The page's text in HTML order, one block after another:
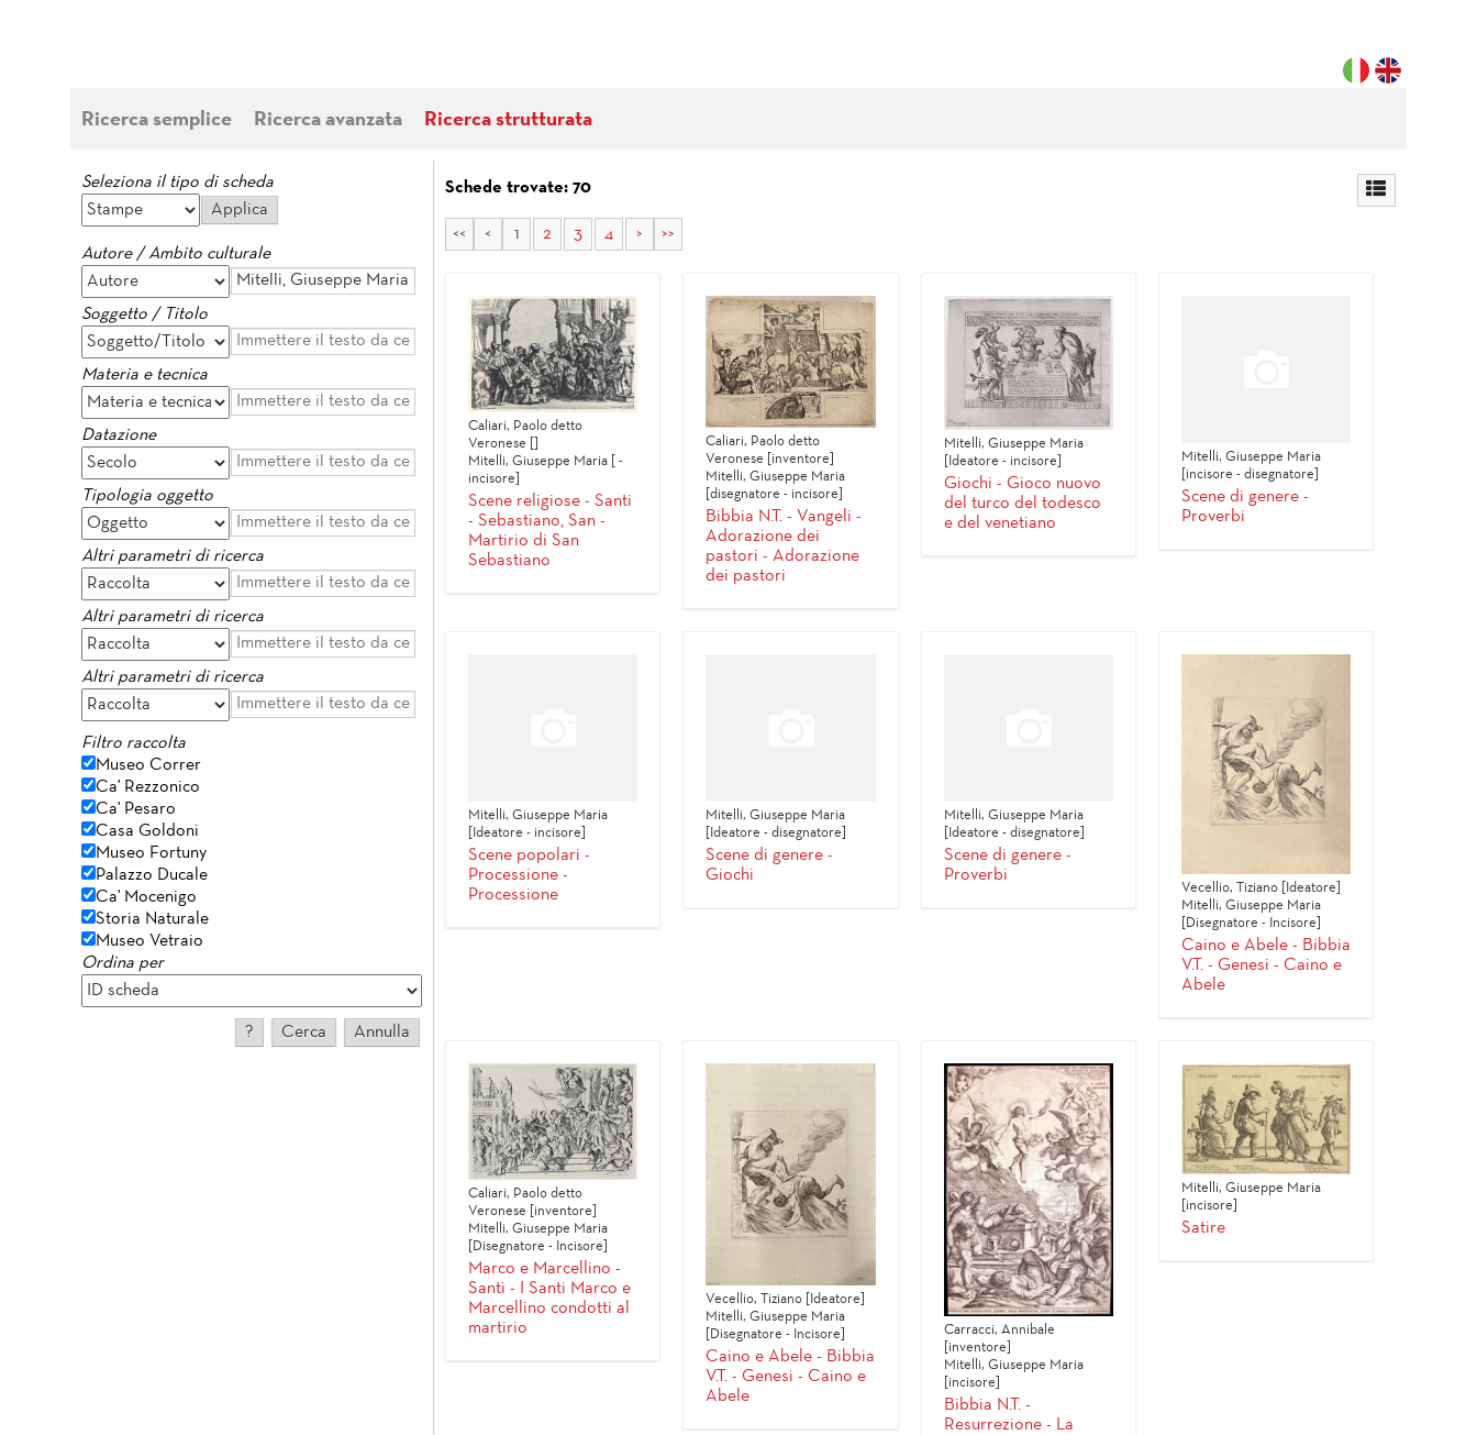
Ricerca semplice Ricerca avanzata Ricerca strutturata
Seleziona il tipo di scheda
Autore / Ambito culturale
Soggetto / Titolo
Materia e tecnica
Datazione
Tipologia oggetto
Altri parametri di ricerca
Altri parametri di ricerca
Altri parametri di ricerca
Filtro raccolta
Museo Correr
Ca' Rezzonico
Ca' Pesaro
Casa Goldoni
Museo Fortuny
Palazzo Ducale
Ca' Mocenigo
Storia Naturale
Museo Vetraio
Ordina per
Schede trovate: 70
<< < 1 2 3 4 > >>
Caliari, Paolo detto
Veronese []
Mitelli, Giuseppe Maria [ -
incisore]
Scene religiose - Santi
- Sebastiano, San -
Martirio di San
Sebastiano
Caliari, Paolo detto
Veronese [inventore]
Mitelli, Giuseppe Maria
[disegnatore - incisore]
Bibbia N.T. - Vangeli -
Adorazione dei
pastori - Adorazione
dei pastori
Mitelli, Giuseppe Maria
[Ideatore - incisore]
Giochi - Gioco nuovo
del turco del todesco
e del venetiano
Mitelli, Giuseppe Maria
[incisore - disegnatore]
Scene di genere -
Proverbi
Mitelli, Giuseppe Maria
[Ideatore - incisore]
Scene popolari -
Processione -
Processione
Mitelli, Giuseppe Maria
[Ideatore - disegnatore]
Scene di genere -
Giochi
Mitelli, Giuseppe Maria
[Ideatore - disegnatore]
Scene di genere -
Proverbi
Vecellio, Tiziano [Ideatore]
Mitelli, Giuseppe Maria
[Disegnatore - Incisore]
Caino e Abele - Bibbia
V.T. - Genesi - Caino e
Abele
Caliari, Paolo detto
Veronese [inventore]
Mitelli, Giuseppe Maria
[Disegnatore - Incisore]
Marco e Marcellino -
Santi - I Santi Marco e
Marcellino condotti al
martirio
Vecellio, Tiziano [Ideatore]
Mitelli, Giuseppe Maria
[Disegnatore - Incisore]
Caino e Abele - Bibbia
V.T. - Genesi - Caino e
Abele
Carracci, Annibale
[inventore]
Mitelli, Giuseppe Maria
[incisore]
Bibbia N.T. -
Resurrezione - La
Mitelli, Giuseppe Maria
[incisore]
Satire